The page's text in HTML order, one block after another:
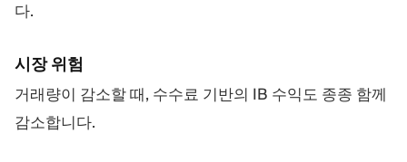
다.
시장 위험
거래량이 감소할 때, 수수료 기반의 IB 수익도 종종 함께
감소합니다.